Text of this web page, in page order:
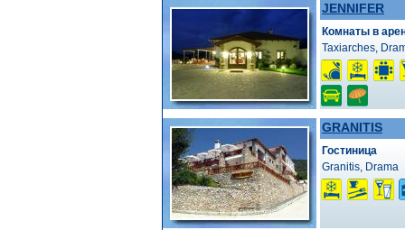
JENNIFER
Комнаты в
Taxiarches,
GRANITIS
Гостиница
Granitis, Drama